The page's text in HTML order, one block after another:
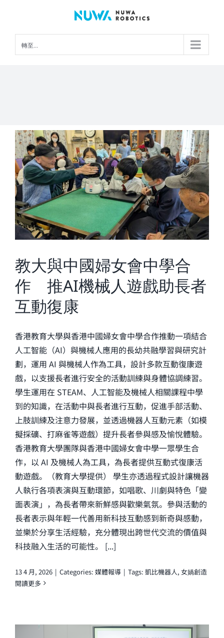
content
轉至...
教大與中國婦女會中學合
作 推AI機械人遊戲助長者
互動復康
香港教育大學與香港中國婦女會中學合作推動一項結合
人工智能（AI）與機械人應用的長幼共融學習與研究計
劃，運用 AI 與機械人作為工具，設計多款互動復康遊
戲，以支援長者進行安全的活動訓練與身體協調練習。
學生運用在 STEAM、人工智能及機械人相關課程中學
到的知識，在活動中與長者進行互動，促進手部活動、
上肢訓練及注意力發展，並透過機器人互動元素（如模
擬採礦、打麻雀等遊戲）提升長者參與感及愉悅體驗。
香港教育大學團隊與香港中國婦女會中學一眾學生合
作，以 AI 及機械人為工具，為長者提供互動式復康活
動遊戲。（教育大學提供） 學生亦透過程式設計讓機器
人執行各項表演與互動環節，如唱歌、川劇與特色「變
面表演」，為長者帶來新鮮感與歡樂氣氛。參與活動的
長者表示與年輕一代善用新科技互動感到新奇與感動，
並樂於分享生活經驗，充分體現出跨世代交流的價值與
科技融入生活的可能性。 [...]
13 4 月, 2026 | Categories: 媒體報導 | Tags: 凱比機器人, 女媧創造
閱讀更多